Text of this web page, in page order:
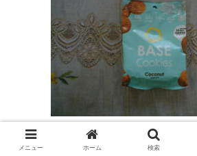
26種のビタミンとミネラル、約7g（
メニュー ホーム 検索